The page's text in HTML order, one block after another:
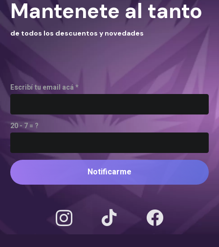
Mantenete al tanto
de todos los descuentos y novedades
Escribí tu email acá *
20 - 7 = ?
Notificarme